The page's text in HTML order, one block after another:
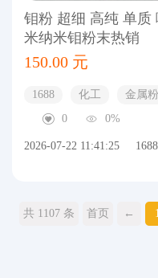
钼粉 超细 高纯 单质
米纳米钼粉末热销
150.00 元
1688 化工 金属
0
0%
2026-07-22 11:41:25 1688
共 1107 条 首页 ←